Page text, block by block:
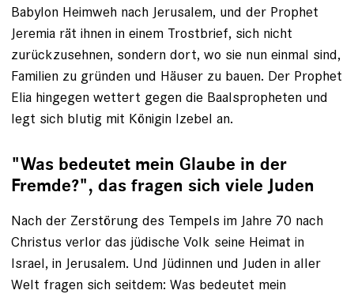
Babylon Heimweh nach Jerusalem, und der Prophet
Jeremia rät ihnen in einem Trostbrief, sich nicht
zurückzusehnen, sondern dort, wo sie nun einmal sind,
Familien zu gründen und Häuser zu bauen. Der Prophet
Elia hingegen wettert gegen die Baalspropheten und
legt sich blutig mit Königin Izebel an.
"Was bedeutet mein Glaube in der
Fremde?", das fragen sich viele Juden
Nach der Zerstörung des Tempels im Jahre 70 nach
Christus verlor das jüdische Volk seine Heimat in
Israel, in Jerusalem. Und Jüdinnen und Juden in aller
Welt ­fragen sich seitdem: Was bedeutet mein